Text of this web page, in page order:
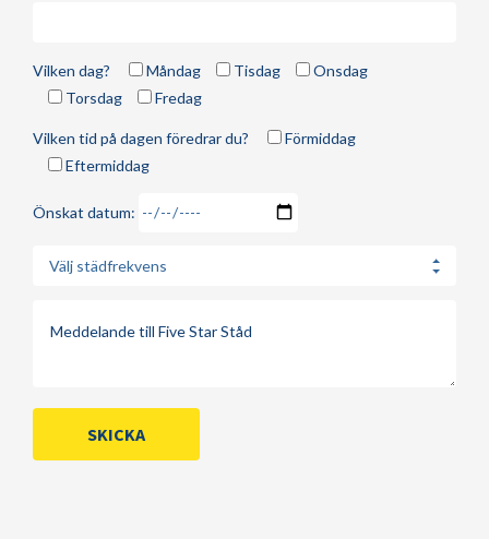
Vilken dag? Måndag Tisdag
Onsdag
Torsdag
Fredag
Vilken tid på dagen föredrar du?
Förmiddag
Eftermiddag
Önskat datum:
Välj städfrekvens